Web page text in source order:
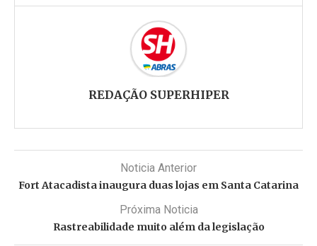
REDAÇÃO SUPERHIPER
Noticia Anterior
Fort Atacadista inaugura duas lojas em Santa Catarina
Próxima Noticia
Rastreabilidade muito além da legislação